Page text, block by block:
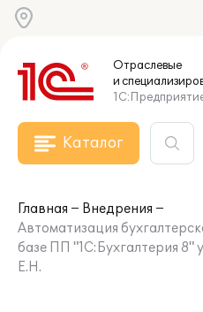
Отраслевые
и
Каталог
Главная
Внедрения
Автоматизация
базе ПП "1С:Бухгалтерия 8"
Е.Н.